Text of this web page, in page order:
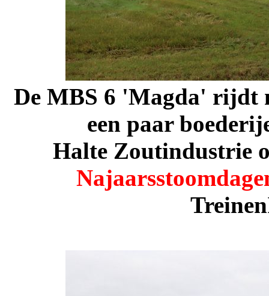
De MBS 6 'Magda' rijdt
een paar
Halte Zoutindustrie